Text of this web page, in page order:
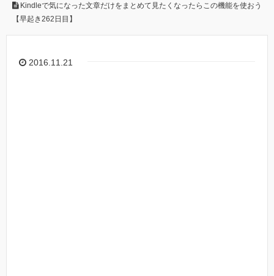
Kindleで気になった文章だけをまとめて見たくなったらこの機能を使おう
【早起き262日目】
2016.11.21